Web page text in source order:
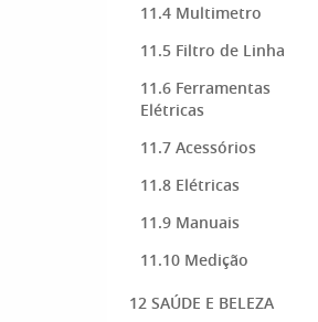
11.4 Multimetro
11.5 Filtro de Linha
11.6 Ferramentas
Elétricas
11.7 Acessórios
11.8 Elétricas
11.9 Manuais
11.10 Medição
12 SAÚDE E BELEZA